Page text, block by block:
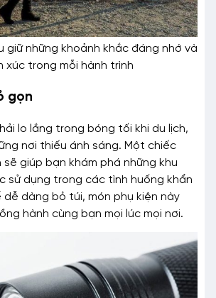
giữ những khoảnh khắc đáng nhớ và
xúc trong mỗi hành trình
gọn
lo lắng trong bóng tối khi du lịch,
nơi thiếu ánh sáng. Một chiếc
sẽ giúp bạn khám phá những khu
sử dụng trong các tình huống khẩn
dễ dàng bỏ túi, món phụ kiện này
hành cùng bạn mọi lúc mọi nơi.